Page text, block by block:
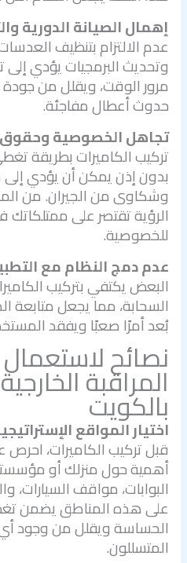
إهمال الصيانة الدورية
عدم الالتزام بتنظيف
وتحديث البرمجيات يؤدي إلى
مرور الوقت، ويقلل من جودة
حدوث أعطال مفاجئة.
تجاهل الخصوصية وحقوق
تركيب الكاميرات بطريقة
بدون إذن يمكن أن يؤدي
وشكاوى من الجيران. من
الرؤية تقتصر على
للخصوصية.
عدم دمج النظام مع
البعض يكتفي بتركيب
السحابة، مما يجعل متابعة
بُعد أمرًا صعبًا ويفقد
نصائح
المراقبة
بالكويت
اختيار المواقع
قبل تركيب الكاميرات، احرص
أهمية حول منزلك أو
البوابات، مواقف السيارات،
على هذه المناطق يضمن
الحساسة ويقلل من وجود
المتسللون.